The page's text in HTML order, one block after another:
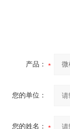
产品：
您的单位：
您的姓名：